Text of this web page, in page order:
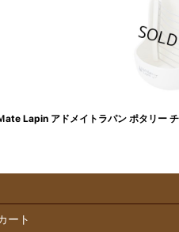
ate Lapin アドメイトラパン ポタリー
ート